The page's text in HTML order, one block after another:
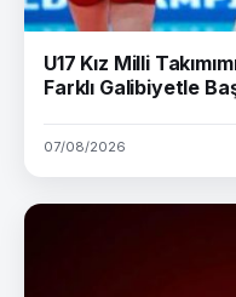
U17 Kız Milli
Farklı Galibiyetle
07/08/2026